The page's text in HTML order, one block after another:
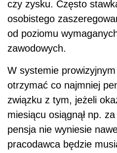
czy zysku. Często
osobistego
od poziomu
zawodowych.
W systemie
otrzymać co najmniej
związku z tym, jeżeli
miesiącu osiągnął np.
pensja nie wyniesie
pracodawca będzie